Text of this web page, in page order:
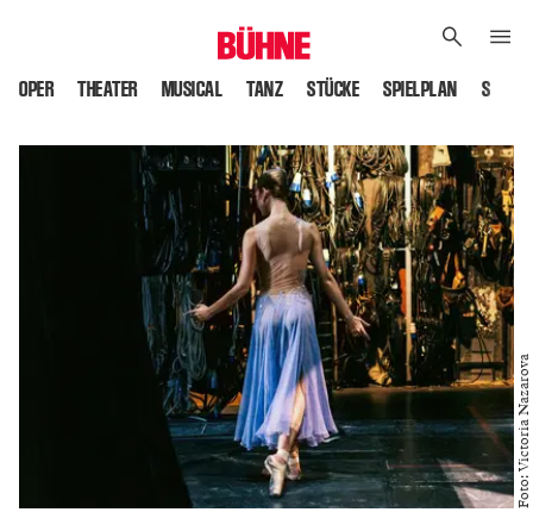
OPER THEATER MUSICAL TANZ STÜCKE SPIELPLAN
Foto: Victoria Nazarova